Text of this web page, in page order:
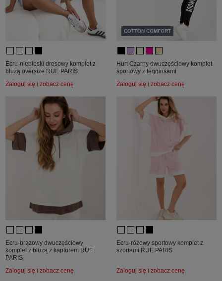
Ecru-niebieski dresowy komplet z
bluzą oversize RUE PARIS
Zaloguj się i zobacz cenę
COTTON COMFORT
Hurt Czarny dwuczęściowy komplet
sportowy z legginsami
Zaloguj się i zobacz cenę
Ecru-brązowy dwuczęściowy
komplet z bluzą z kapturem RUE
PARIS
Zaloguj się i zobacz cenę
Ecru-różowy sportowy komplet z
szortami RUE PARIS
Zaloguj się i zobacz cenę